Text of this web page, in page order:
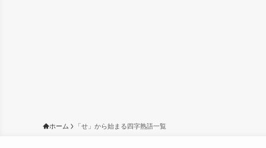
ホーム 「せ」から始まる四字熟語一覧